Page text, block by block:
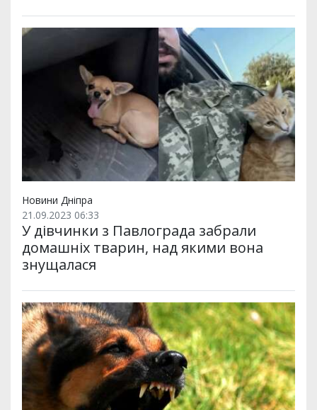
Новини Дніпра
21.09.2023 06:33
У дівчинки з Павлограда забрали
домашніх тварин, над якими вона
знущалася